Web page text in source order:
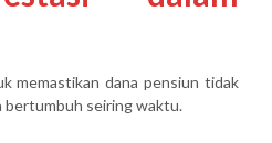
memastikan dana pensiun tidak
bertumbuh seiring waktu.